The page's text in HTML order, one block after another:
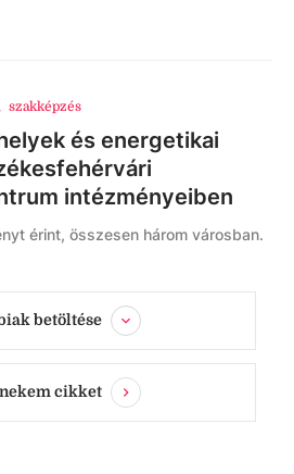
szakképzés
és energetikai
intézményeiben
érint, összesen három városban.
betöltése
cikket